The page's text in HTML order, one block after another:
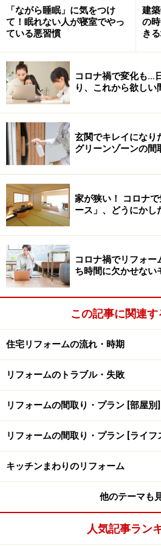
例えば京都の街作りが風水によ
すが、実は江戸もそうですし、
日であることも、風水の影響に
す。
神社の鳥居が赤い色をしているの
赤い色は五行で火を表し、破邪の力
こんな風に自然に風水がある暮
ちですが、そのエッセンスを暮
で、心が上向きになったり、元
はとても幸せなことです。2018
気にいきましょう。
2018年の干支、戊犬は
する年
は、いったいどんな年になるの
はそれぞれ生命の誕生から消滅
で、戊は5番目で生命力が充実
し、戌は11番目で消滅寸前の枯
います。
つまり2018年は正反対の意味が
うわけです。ではどっち？と言
わせのため、ちょっとした注意が
「ながら睡眠」に気をつけ
て！眠れない人が寝室でやっ
ている悪習慣
建
の
き
コロナ禍で変化も…
り、これから欲しい
玄関でキレイになり
グリーンゾーンの間
家が狭い！ コロナ
ース」、どうにかし
コロナ禍でリフォー
ち時間に欠かせない
この記事に関連す
住宅リフォームの流れ・時期
リフォームのトラブル・失敗
リフォームの間取り・プラン [部屋別]
リフォームの間取り・プラン [ライフ
キッチンまわりのリフォーム
他のテーマも
人気記事ラン